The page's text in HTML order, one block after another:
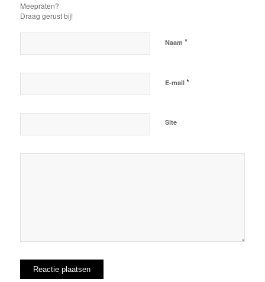
Meepraten?
Draag gerust bij!
Naam *
E-mail *
Site